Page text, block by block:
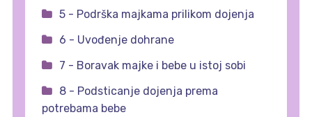
5 - Podrška majkama prilikom dojenja
6 - Uvođenje dohrane
7 - Boravak majke i bebe u istoj sobi
8 - Podsticanje dojenja prema
potrebama bebe